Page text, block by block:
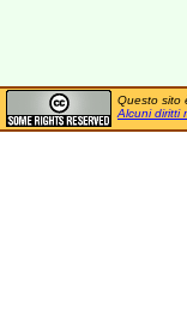
Questo sito
Alcuni diritti